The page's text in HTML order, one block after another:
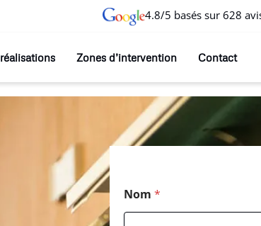
4.8/5 basés sur 628
Zones d’intervention Contact
Nom *